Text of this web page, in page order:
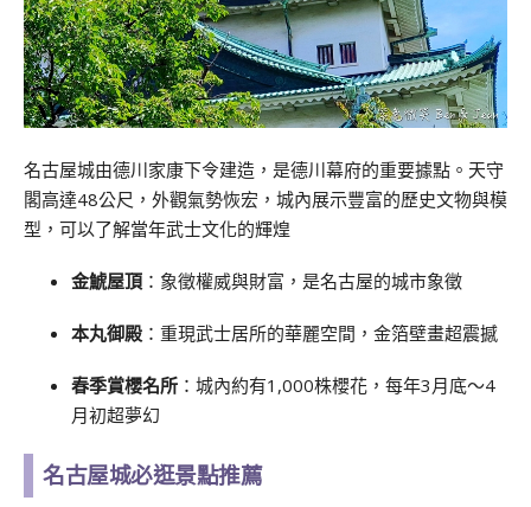
名古屋城由德川家康下令建造，是德川幕府的重要據點。天守
閣高達48公尺，外觀氣勢恢宏，城內展示豐富的歷史文物與模
型，可以了解當年武士文化的輝煌
金鯱屋頂 ：象徵權威與財富，是名古屋的城市象徵
本丸御殿 ：重現武士居所的華麗空間，金箔壁畫超震撼
春季賞櫻名所 ：城內約有1,000株櫻花，每年3月底～4
月初超夢幻
名古屋城必逛景點推薦